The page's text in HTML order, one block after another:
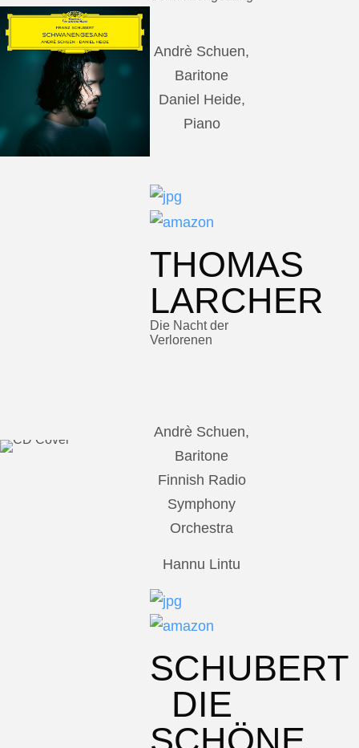
Andrè Schuen,
Baritone
Daniel Heide,
Piano
THOMAS
LARCHER
Die Nacht der
Verlorenen
Andrè Schuen,
Baritone
Finnish Radio
Symphony
Orchestra
Hannu Lintu
SCHUBERT
DIE